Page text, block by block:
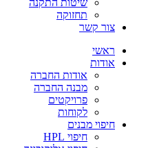
שיטות התקנה
תחזוקה
צור קשר
ראשי
אודות
אודות החברה
מבנה החברה
פרויקטים
לקוחות
חיפוי מבנים
חיפוי HPL